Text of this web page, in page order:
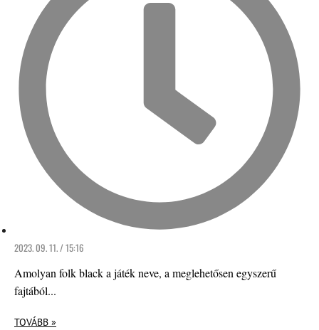
2023. 09. 11. / 15:16
Amolyan folk black a játék neve, a meglehetősen egyszerű
fajtából...
TOVÁBB »